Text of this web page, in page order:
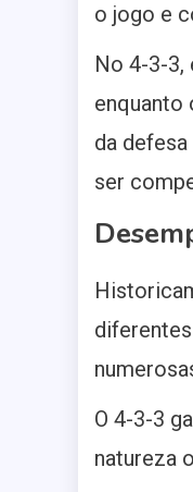
o jogo e
No 4-3-3,
enquanto
da
ser
O 4-3-3
natureza